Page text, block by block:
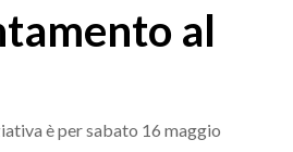
al
è per sabato 16 maggio